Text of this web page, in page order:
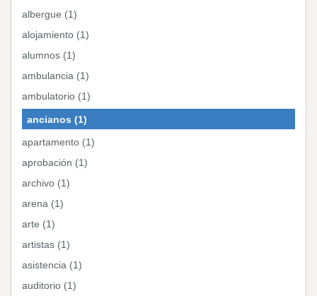
albergue (1)
alojamiento (1)
alumnos (1)
ambulancia (1)
ambulatorio (1)
ancianos (1)
apartamento (1)
aprobación (1)
archivo (1)
arena (1)
arte (1)
artistas (1)
asistencia (1)
auditorio (1)